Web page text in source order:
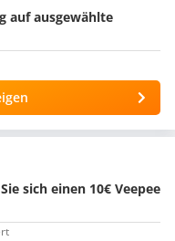
auf ausgewählte
sich einen 10€ Veepee